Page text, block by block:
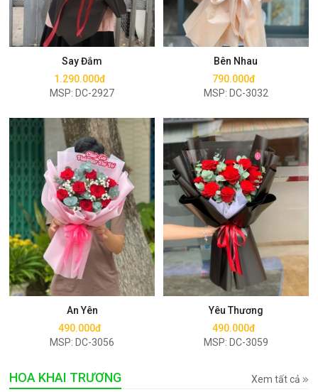
Say Đắm
1.290.000đ
MSP: DC-2927
Mua ngay
Bên Nhau
790.000đ
MSP: DC-3032
Mua ngay
An Yên
490.000đ
MSP: DC-3056
Mua ngay
Yêu Thương
490.000đ
MSP: DC-3059
Mua ngay
HOA KHAI TRƯƠNG Xem tất cả